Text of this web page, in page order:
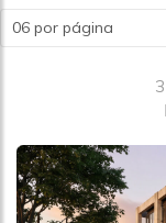
06 por página